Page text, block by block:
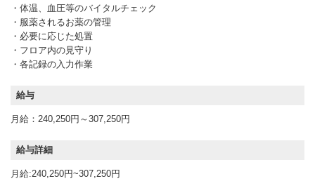
・体温、血圧等のバイタルチェック
・服薬されるお薬の管理
・必要に応じた処置
・フロア内の見守り
・各記録の入力作業
給与
月給：240,250円～307,250円
給与詳細
月給:240,250円~307,250円